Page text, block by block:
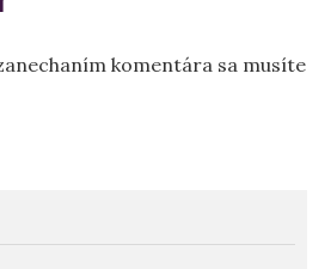
komentára sa musíte